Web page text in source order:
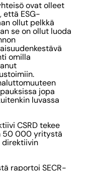
ovat olleet
että ESG-
ollut pelkkä
se on ollut luoda
omilla
jopa
luvassa
CSRD tekee
50 000 yritystä
direktiivin
raportoi SECR-